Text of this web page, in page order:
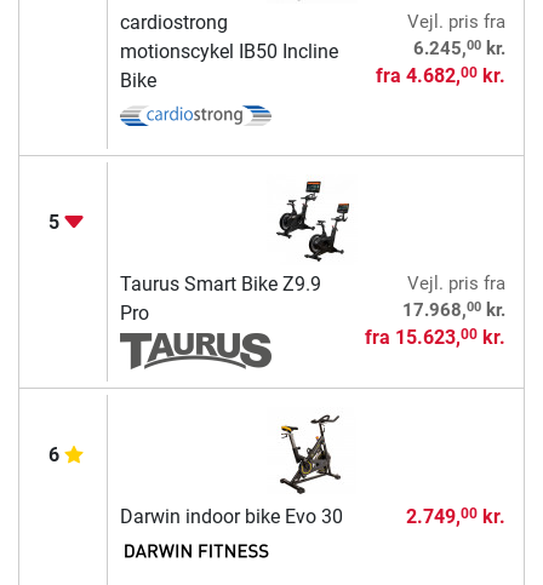
cardiostrong
motionscykel IB50 Incline
Bike
Vejl. pris fra
6.245,00kr.
fra 4.682,00kr.
5
Taurus Smart Bike Z9.9
Pro
Vejl. pris fra
17.968,00kr.
fra 15.623,00kr.
6
Darwin indoor bike Evo 30 2.749,00kr.